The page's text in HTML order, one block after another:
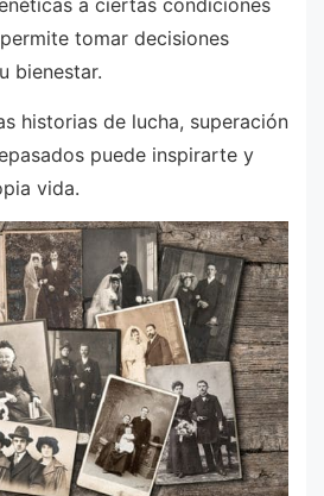
a ciertas condiciones
tomar decisiones
bienestar.
historias de lucha, superación
puede inspirarte y
vida.